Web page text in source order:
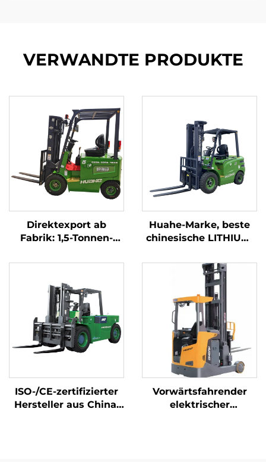
VERWANDTE PRODUKTE
Direktexport ab
Fabrik: 1,5-Tonnen-
mit CE- und ISO-
Lithium-Akku – All-
Terrain-Gabelstapler
Huahe-Marke, beste
chinesische LITHIUM-
Tonnen-Akkustapler
zum Verkauf
ISO-/CE-zertifizierter
Hersteller aus China:
Vorwärtsfahrender
elektrischer